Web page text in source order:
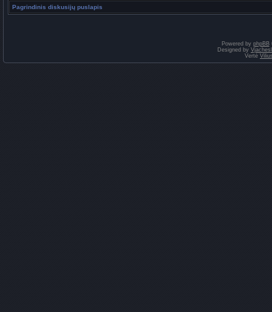
Pagrindinis diskusijų puslapis
Powered by phpBB
Designed by
Vertė